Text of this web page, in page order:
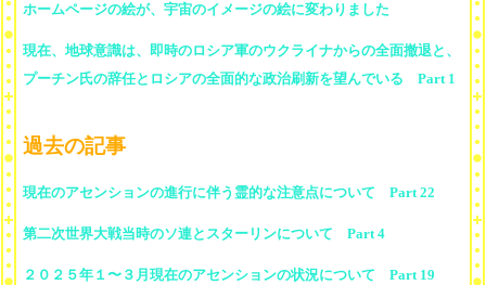
ホームページの絵が、宇宙のイメージの絵に変わりました
現在、地球意識は、即時のロシア軍のウクライナからの全面撤退と、
プーチン氏の辞任とロシアの全面的な政治刷新を望んでいる Part 1
過去の記事
現在のアセンションの進行に伴う霊的な注意点について Part 22
第二次世界大戦当時のソ連とスターリンについて Part 4
２０２５年１〜３月現在のアセンションの状況について Part 19